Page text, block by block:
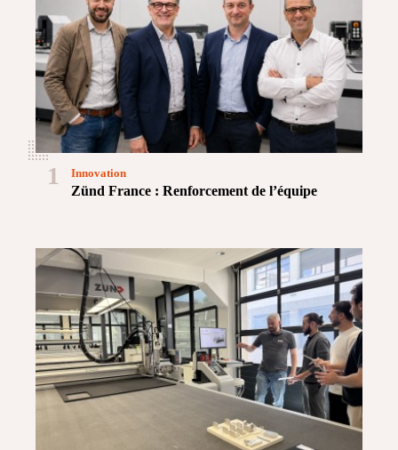
1
Zünd France : Renforcement de l’équipe
Innovation